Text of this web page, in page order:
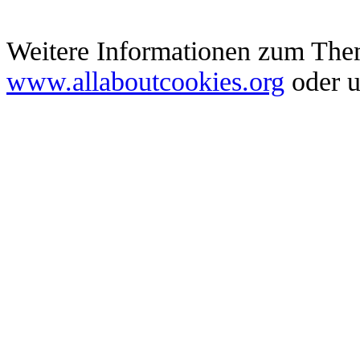
Weitere Informationen zum
www.allaboutcookies.org oder